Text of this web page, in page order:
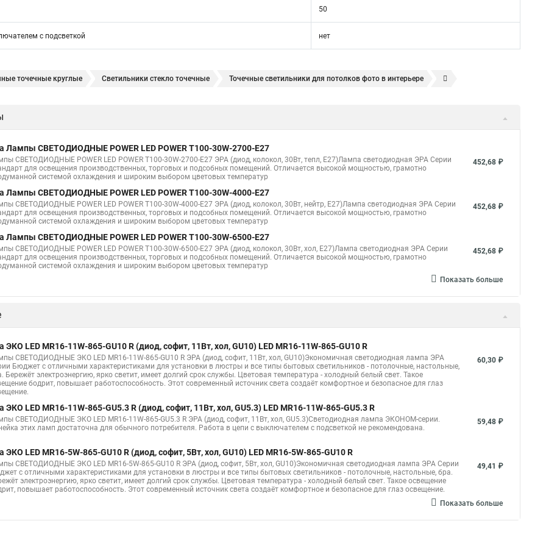
50
с подсветкой нет
точечные круглые Светильники стекло точечные Точечные светильники для потолков фото в интерьере
цоколи
r50 На одном потолке люстра и точечные светильники фото Натяжные потолки в ванной точечные светильники
цен Светильники точечные на потолке дизайн Светильники точечные для натяжных фото
на потолке без натяжного потолка Купить на потолок светильники точечные светильники Купить точечные светильники Москва
фото интерьера Кабель для точечных светильников Встраиваемый светильник в потолок точечный
кухни Цвет встроенного точечного светильника Точечные светильники ванной
светильники для ванн
на потолке в спальне фото
в натяжной потолок видео Точечных светильников ванной Точечные светильники на потолки фото
галогеновы Точечные светильники встроенные потолочные светильники в Точечные светильники монтаж
в натяжном потолке в интерьере Точечные светильники в зал на натяжной потолок Светильники в потолок точечные
точечные светильники
светильники белые Как снять точечный светильник в натяжной потолок Точечный светильник в натяжном потолке
точечные в ванную Точечные светильники в потолке видео Точечные светильники в ванную светодиодные
светильника Как снять точечный светильник с натяжных потолков
Лампы СВЕТОДИОДНЫЕ POWER LED POWER T100-30W-2700-E27
СВЕТОДИОДНЫЕ POWER LED POWER T100-30W-2700-E27 ЭРА (диод, колокол, 30Вт, тепл, E27)Лампа светодиодная ЭРА Серии
для освещения производственных, торговых и подсобных помещений. Отличается высокой мощностью, грамотно
системой охлаждения и широким выбором цветовых температур
452,68 ₽
Лампы СВЕТОДИОДНЫЕ POWER LED POWER T100-30W-4000-E27
СВЕТОДИОДНЫЕ POWER LED POWER T100-30W-4000-E27 ЭРА (диод, колокол, 30Вт, нейтр, E27)Лампа светодиодная ЭРА Серии
для освещения производственных, торговых и подсобных помещений. Отличается высокой мощностью, грамотно
системой охлаждения и широким выбором цветовых температур
452,68 ₽
Лампы СВЕТОДИОДНЫЕ POWER LED POWER T100-30W-6500-E27
СВЕТОДИОДНЫЕ POWER LED POWER T100-30W-6500-E27 ЭРА (диод, колокол, 30Вт, хол, E27)Лампа светодиодная ЭРА Серии
для освещения производственных, торговых и подсобных помещений. Отличается высокой мощностью, грамотно
системой охлаждения и широким выбором цветовых температур
452,68 ₽
Показать больше
ЭКО LED MR16-11W-865-GU10 R (диод, софит, 11Вт, хол, GU10) LED MR16-11W-865-GU10 R
СВЕТОДИОДНЫЕ ЭКО LED MR16-11W-865-GU10 R ЭРА (диод, софит, 11Вт, хол, GU10)Экономичная светодиодная лампа ЭРА
Бюджет с отличными характеристиками для установки в люстры и все типы бытовых светильников - потолочные, настольные,
Бережёт электроэнергию, ярко светит, имеет долгий срок службы. Цветовая температура - холодный белый свет. Такое
бодрит, повышает работоспособность. Этот современный источник света создаёт комфортное и безопасное для глаз
60,30 ₽
ЭКО LED MR16-11W-865-GU5.3 R (диод, софит, 11Вт, хол, GU5.3) LED MR16-11W-865-GU5.3 R
СВЕТОДИОДНЫЕ ЭКО LED MR16-11W-865-GU5.3 R ЭРА (диод, софит, 11Вт, хол, GU5.3)Светодиодная лампа ЭКОНОМ-серии.
этих ламп достаточна для обычного потребителя. Работа в цепи с выключателем с подсветкой не рекомендована.
59,48 ₽
ЭКО LED MR16-5W-865-GU10 R (диод, софит, 5Вт, хол, GU10) LED MR16-5W-865-GU10 R
СВЕТОДИОДНЫЕ ЭКО LED MR16-5W-865-GU10 R ЭРА (диод, софит, 5Вт, хол, GU10)Экономичная светодиодная лампа ЭРА Серии
с отличными характеристиками для установки в люстры и все типы бытовых светильников - потолочные, настольные, бра.
электроэнергию, ярко светит, имеет долгий срок службы. Цветовая температура - холодный белый свет. Такое освещение
повышает работоспособность. Этот современный источник света создаёт комфортное и безопасное для глаз освещение.
49,41 ₽
Показать больше